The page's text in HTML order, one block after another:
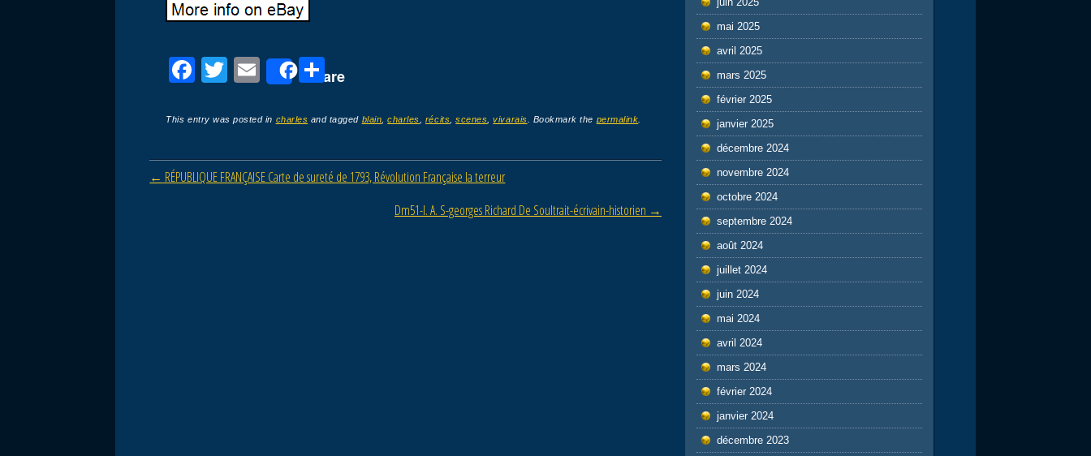
F
c
b
T
tt
E
ail
Share
P
ta
er
This entry was posted in charles and tagged blain ,charles récits ,scenes ,vivarais . Bookmark the permalink
Post navigation
← RÉPUBLIQUE FRANÇAISE Carte de sureté de 1793, Révolution Française la terreur
Dm51-l. A. S-georges Richard De Soultrait-écrivain-historien →
mai 2025
avril 2025
mars 2025
février 2025
janvier 2025
décembre 2024
novembre 2024
octobre 2024
septembre 2024
août 2024
juillet 2024
juin 2024
mai 2024
avril 2024
mars 2024
février 2024
janvier 2024
décembre 2023